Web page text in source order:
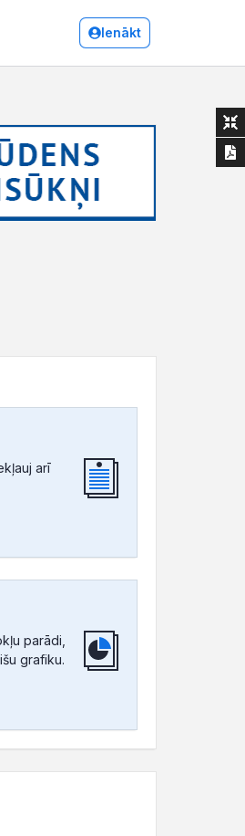
Ienākt
arī
parādi,
grafiku.